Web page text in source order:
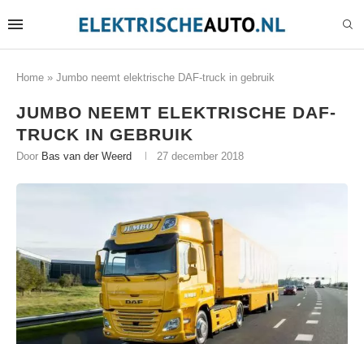
Home » Jumbo neemt elektrische DAF-truck in gebruik
JUMBO NEEMT ELEKTRISCHE DAF-
TRUCK IN GEBRUIK
Door Bas van der Weerd 27 december 2018